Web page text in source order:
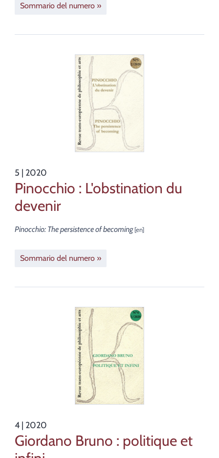
Sommario del numero
5 | 2020
Pinocchio : L'obstination du
devenir
Pinocchio: The persistence of becoming
Sommario del numero
4 | 2020
Giordano Bruno : politique et